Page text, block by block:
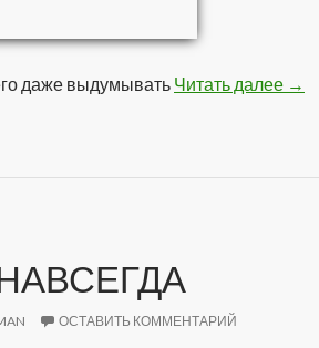
даже выдумывать Читать далее →
ОСТАВИТЬ КОММЕНТАРИЙ